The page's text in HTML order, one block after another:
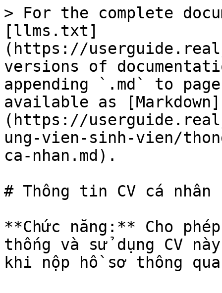
> For the complete
[llms.txt]
(https://
versions of
appending `.md` to
available as [Markdown]
(https://
ung-vien-sinh-vien/
ca-nhan.md).
# Thông tin CV cá nhân
**Chức năng:** Cho
thống và sử dụng CV